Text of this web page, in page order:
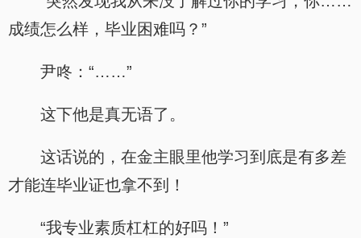
成绩怎么样，毕业困难吗？”
尹咚：“……”
这下他是真无语了。
这话说的，在金主眼里他学习到底是有多差
才能连毕业证也拿不到！
“我专业素质杠杠的好吗！”